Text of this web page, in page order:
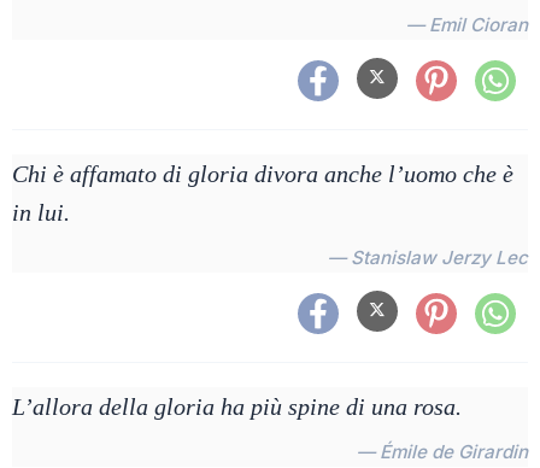
— Emil Cioran
Chi è affamato di gloria divora anche l’uomo che è
in lui.
— Stanislaw Jerzy Lec
L’allora della gloria ha più spine di una rosa.
— Émile de Girardin